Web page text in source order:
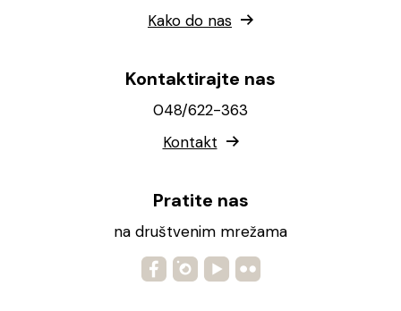
Kako do nas
Kontaktirajte nas
048/622-363
Kontakt
Pratite nas
na društvenim mrežama